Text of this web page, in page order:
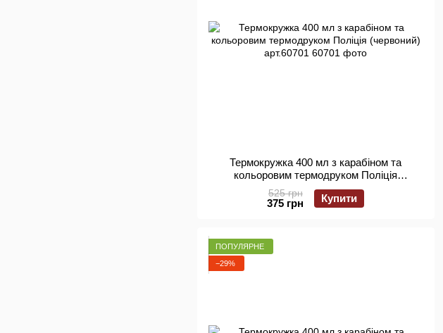
Термокружка 400 мл з карабіном та
кольоровим термодруком Поліція
(червоний) арт.60701
525 грн
375 грн Купити
ПОПУЛЯРНЕ
−29%